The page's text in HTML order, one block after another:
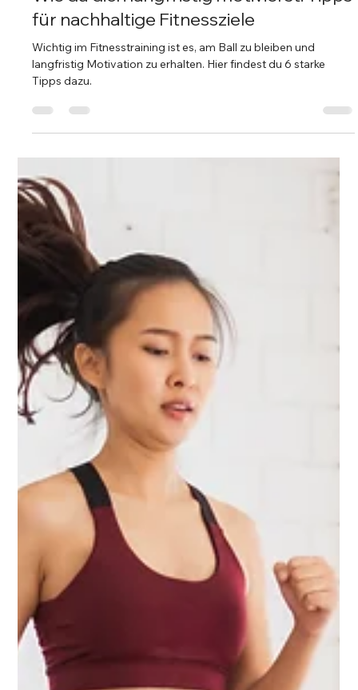
Christian Egli-Wittmann
2 Min. Lesezeit
Wie du dich langfristig motivierst: Tipps
für nachhaltige Fitnessziele
Wichtig im Fitnesstraining ist es, am Ball zu bleiben und
langfristig Motivation zu erhalten. Hier findest du 6 starke